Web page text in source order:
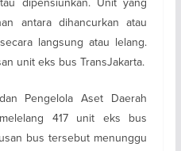
antara dihancurkan atau
langsung atau lelang.
unit eks bus TransJakarta.
Pengelola Aset Daerah
417 unit eks bus
bus tersebut menunggu